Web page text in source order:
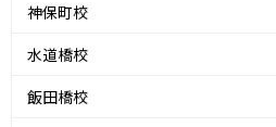
神保町校
水道橋校
飯田橋校